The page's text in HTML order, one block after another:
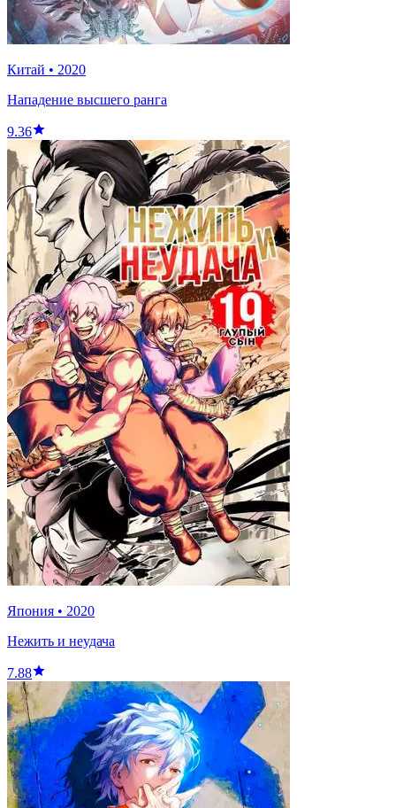
Китай • 2020
Нападение высшего ранга
9.36
Япония • 2020
Нежить и неудача
7.88